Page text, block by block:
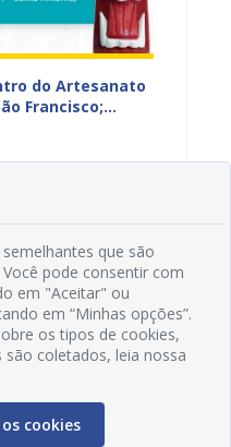
do Artesanato
Francisco;
que são
pode consentir com
em "Aceitar" ou
em “Minhas opções”.
os tipos de cookies,
coletados, leia nossa
cookies